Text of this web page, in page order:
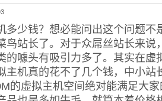
多少钱？想必能问出这个问题不
鸟站长了。对于众屌丝站长来说
的噱头有吸引力多了。其实在虚
主机真的花不了几个钱，中小站
的虚拟主机空间绝对能满足大